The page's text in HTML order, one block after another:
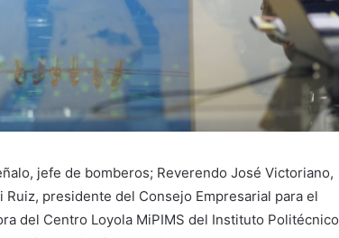
jefe de bomberos; Reverendo José Victoriano,
presidente del Consejo Empresarial para el
del Centro Loyola MiPIMS del Instituto Politécnico